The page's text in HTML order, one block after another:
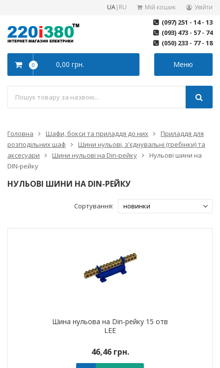
UA| RU Мій кошик Увійти
(097) 251 - 14 - 13
(093) 473 - 57 - 74
(050) 233 - 77 - 18
Меню
0 0,00 грн.
Головна Шафи, бокси та приладдя до них
Приладдя для
розподільних шаф
Шини нульові, з'єднувальні (гребінки) та
аксесуари
Шини нульові на Din-рейку
Нульові шини на
DIN-рейку
НУЛЬОВІ ШИНИ НА DIN-РЕЙКУ
Сортування:
Шина нульова на Din-рейку 15 отв
LEE
46,46 грн.